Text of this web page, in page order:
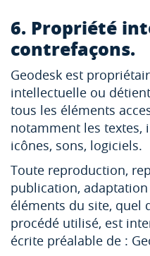
6. Propriété
contrefaçons.
Geodesk est
intellectuelle ou
tous les éléments
notamment les textes,
icônes, sons, logiciels.
Toute reproduction,
publication,
éléments du site, quel
procédé utilisé, est
écrite préalable de :